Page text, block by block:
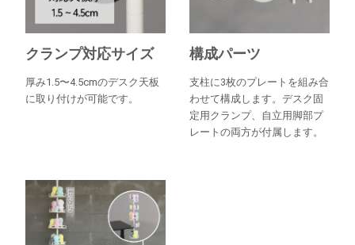
クランプ対応サイズ
厚み1.5〜4.5cmのデスク天板
に取り付けが可能です。
構成パーツ
支柱に3枚のプレートを組み合
わせて構成します。デスク固
定用クランプ、自立用脚部プ
レートの両方が付属します。